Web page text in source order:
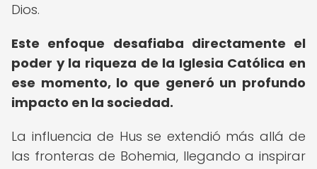
Dios.
Este enfoque desafiaba directamente el
poder y la riqueza de la Iglesia Católica en
ese momento, lo que generó un profundo
impacto en la sociedad.
La influencia de Hus se extendió más allá de
las fronteras de Bohemia, llegando a inspirar